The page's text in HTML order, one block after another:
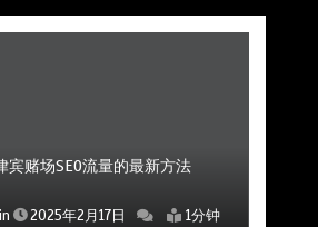
提供有效SEO服务的公司
2025年2月17日
1分钟
宾赌场SEO流量的最新方法
2025年2月17日
1分钟
家
2025年2月17日
1分钟
提升菲律宾赌场网站的排名
2025年2月17日
1分钟
SEO效果的关键优化方案
2025年2月17日
1分钟
如何运用创新手段增加市场份额
2025年2月17日
1分钟
增加菲律宾赌场的潜在客户
2025年2月17日
1分钟